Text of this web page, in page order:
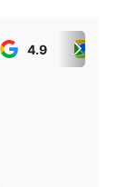
4.9